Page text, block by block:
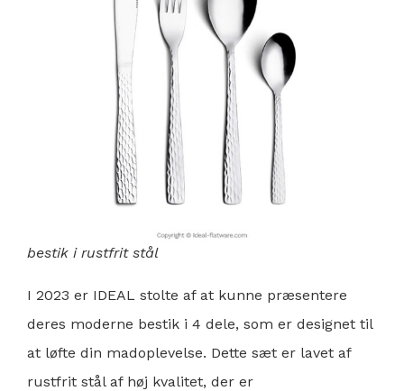
bestik i rustfrit stål
I 2023 er IDEAL stolte af at kunne præsentere
deres moderne bestik i 4 dele, som er designet til
at løfte din madoplevelse. Dette sæt er lavet af
rustfrit stål af høj kvalitet, der er